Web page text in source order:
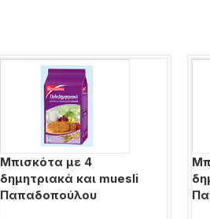
Μπισκότα με 4
δημητριακά και muesli
Παπαδοπούλου